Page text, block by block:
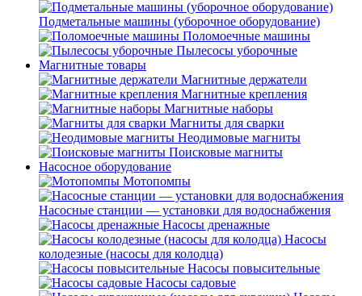
Подметальные машины (уборочное оборудование)
Поломоечные машины
Пылесосы уборочные
Магнитные товары
Магнитные держатели
Магнитные крепления
Магнитные наборы
Магниты для сварки
Неодимовые магниты
Поисковые магниты
Насосное оборудование
Мотопомпы
Насосные станции — установки для водоснабжения
Насосы дренажные
Насосы
колодезные (насосы для колодца)
Насосы повысительные
Насосы садовые